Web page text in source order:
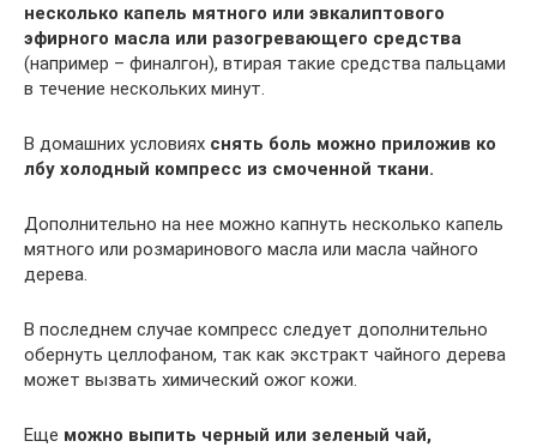
несколько капель мятного или эвкалиптового
эфирного масла или разогревающего средства
(например – финалгон), втирая такие средства пальцами
в течение нескольких минут.
В домашних условиях снять боль можно приложив ко
лбу холодный компресс из смоченной ткани.
Дополнительно на нее можно капнуть несколько капель
мятного или розмаринового масла или масла чайного
дерева.
В последнем случае компресс следует дополнительно
обернуть целлофаном, так как экстракт чайного дерева
может вызвать химический ожог кожи.
Еще можно выпить черный или зеленый чай,